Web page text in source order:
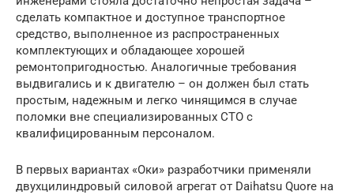
сделать компактное и доступное транспортное
средство, выполненное из распространенных
комплектующих и обладающее хорошей
ремонтопригодностью. Аналогичные требования
выдвигались и к двигателю – он должен был стать
простым, надежным и легко чинящимся в случае
поломки вне специализированных СТО с
квалифицированным персоналом.
В первых вариантах «Оки» разработчики применяли
двухцилиндровый силовой агрегат от Daihatsu Quore на